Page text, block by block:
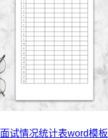
面试情况统计表word模板